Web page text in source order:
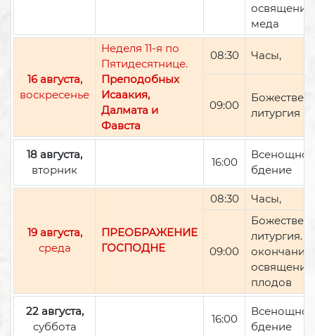
освящение
меда
16 августа,
воскресенье
Неделя 11-я по
Пятидесятнице.
Преподобных
Исаакия,
Далмата и
Фавста
08:30 Часы,
09:00
литургия
18 августа,
вторник
16:00
Всенощное
бдение
19 августа,
среда
ПРЕОБРАЖЕНИЕ
ГОСПОДНЕ
08:30 Часы,
09:00
литургия.
окончании
освящение
плодов
22 августа,
суббота
16:00
Всенощное
бдение